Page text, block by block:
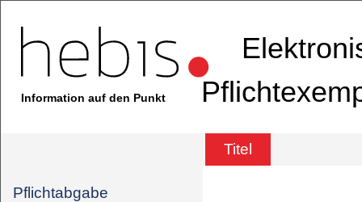
Information auf den Punkt
Titel
Pflichtabgabe